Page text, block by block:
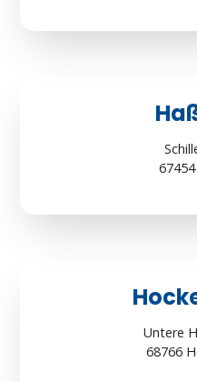
Untere
68766